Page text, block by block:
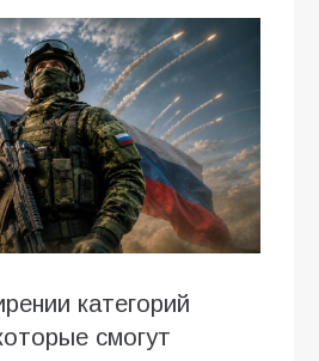
категорий
смогут